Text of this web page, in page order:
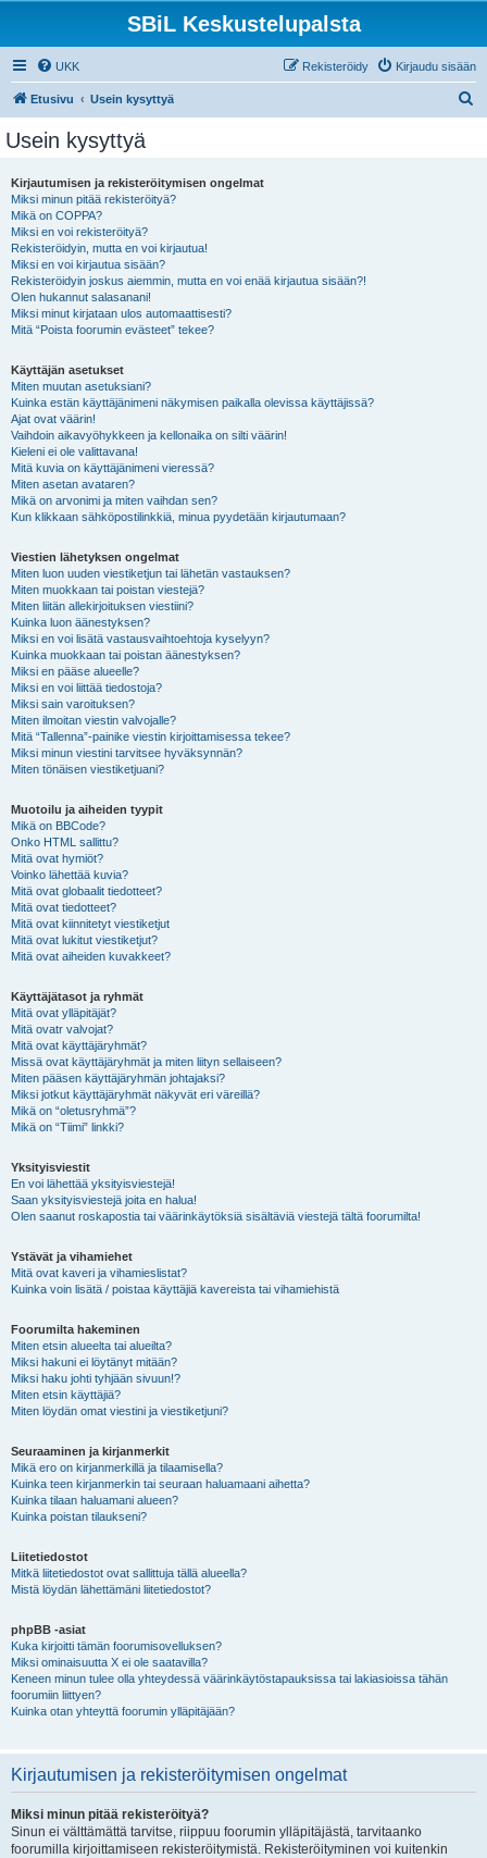
SBiL Keskustelupalsta
UKK Kirjaudu sisään
Rekisteröidy
Etusivu Usein kysyttyä
Usein kysyttyä
Kirjautumisen ja rekisteröitymisen ongelmat
Miksi minun pitää rekisteröityä?
Mikä on COPPA?
Miksi en voi rekisteröityä?
Rekisteröidyin, mutta en voi kirjautua!
Miksi en voi kirjautua sisään?
Rekisteröidyin joskus aiemmin, mutta en voi enää kirjautua sisään?!
Olen hukannut salasanani!
Miksi minut kirjataan ulos automaattisesti?
Mitä “Poista foorumin evästeet” tekee?
Käyttäjän asetukset
Miten muutan asetuksiani?
Kuinka estän käyttäjänimeni näkymisen paikalla olevissa käyttäjissä?
Ajat ovat väärin!
Vaihdoin aikavyöhykkeen ja kellonaika on silti väärin!
Kieleni ei ole valittavana!
Mitä kuvia on käyttäjänimeni vieressä?
Miten asetan avataren?
Mikä on arvonimi ja miten vaihdan sen?
Kun klikkaan sähköpostilinkkiä, minua pyydetään kirjautumaan?
Viestien lähetyksen ongelmat
Miten luon uuden viestiketjun tai lähetän vastauksen?
Miten muokkaan tai poistan viestejä?
Miten liitän allekirjoituksen viestiini?
Kuinka luon äänestyksen?
Miksi en voi lisätä vastausvaihtoehtoja kyselyyn?
Kuinka muokkaan tai poistan äänestyksen?
Miksi en pääse alueelle?
Miksi en voi liittää tiedostoja?
Miksi sain varoituksen?
Miten ilmoitan viestin valvojalle?
Mitä “Tallenna”-painike viestin kirjoittamisessa tekee?
Miksi minun viestini tarvitsee hyväksynnän?
Miten tönäisen viestiketjuani?
Muotoilu ja aiheiden tyypit
Mikä on BBCode?
Onko HTML sallittu?
Mitä ovat hymiöt?
Voinko lähettää kuvia?
Mitä ovat globaalit tiedotteet?
Mitä ovat tiedotteet?
Mitä ovat kiinnitetyt viestiketjut
Mitä ovat lukitut viestiketjut?
Mitä ovat aiheiden kuvakkeet?
Käyttäjätasot ja ryhmät
Mitä ovat ylläpitäjät?
Mitä ovatr valvojat?
Mitä ovat käyttäjäryhmät?
Missä ovat käyttäjäryhmät ja miten liityn sellaiseen?
Miten pääsen käyttäjäryhmän johtajaksi?
Miksi jotkut käyttäjäryhmät näkyvät eri väreillä?
Mikä on “oletusryhmä”?
Mikä on “Tiimi” linkki?
Yksityisviestit
En voi lähettää yksityisviestejä!
Saan yksityisviestejä joita en halua!
Olen saanut roskapostia tai väärinkäytöksiä sisältäviä viestejä tältä foorumilta!
Ystävät ja vihamiehet
Mitä ovat kaveri ja vihamieslistat?
Kuinka voin lisätä / poistaa käyttäjiä kavereista tai vihamiehistä
Foorumilta hakeminen
Miten etsin alueelta tai alueilta?
Miksi hakuni ei löytänyt mitään?
Miksi haku johti tyhjään sivuun!?
Miten etsin käyttäjiä?
Miten löydän omat viestini ja viestiketjuni?
Seuraaminen ja kirjanmerkit
Mikä ero on kirjanmerkillä ja tilaamisella?
Kuinka teen kirjanmerkin tai seuraan haluamaani aihetta?
Kuinka tilaan haluamani alueen?
Kuinka poistan tilaukseni?
Liitetiedostot
Mitkä liitetiedostot ovat sallittuja tällä alueella?
Mistä löydän lähettämäni liitetiedostot?
phpBB -asiat
Kuka kirjoitti tämän foorumisovelluksen?
Miksi ominaisuutta X ei ole saatavilla?
Keneen minun tulee olla yhteydessä väärinkäytöstapauksissa tai lakiasioissa tähän
foorumiin liittyen?
Kuinka otan yhteyttä foorumin ylläpitäjään?
Kirjautumisen ja rekisteröitymisen ongelmat
Miksi minun pitää rekisteröityä?
Sinun ei välttämättä tarvitse, riippuu foorumin ylläpitäjästä, tarvitaanko
foorumilla kirjoittamiseen rekisteröitymistä. Rekisteröityminen voi kuitenkin